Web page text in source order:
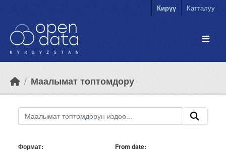
Кирүү Катталуу
Маалымат топтомдору
Формат From date